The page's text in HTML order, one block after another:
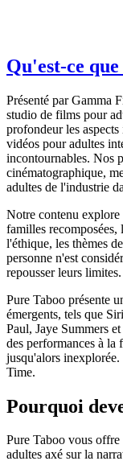
Qu'est-ce
Présenté par Gamma
studio de films pour
profondeur les
vidéos pour adultes
incontournables. Nos
cinématographique,
adultes de l'industrie
Notre contenu explore
familles recomposées,
l'éthique, les thèmes
personne n'est
repousser leurs limites.
Pure Taboo présente
émergents, tels que
Paul, Jaye Summers
des performances à la
jusqu'alors
Time.
Pourquoi
Pure Taboo vous
adultes axé sur la